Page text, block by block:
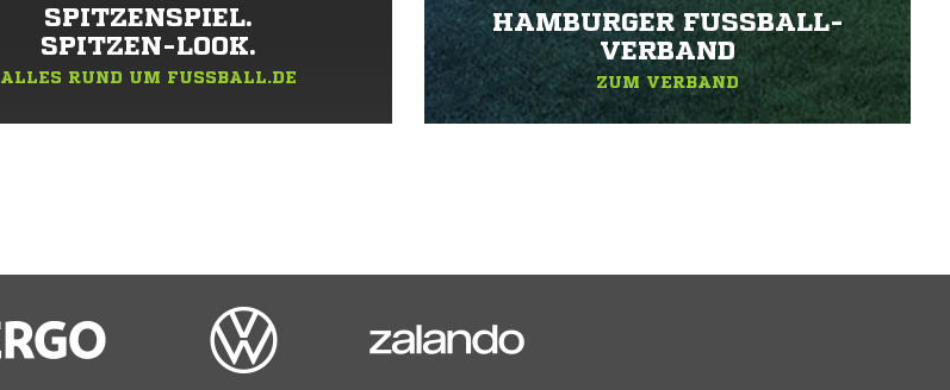
SPITZENSPIEL.
SPITZEN-LOOK.
ALLES RUND UM FUSSBALL.DE
HAMBURGER FUSSBALL-V
ERBAND
ZUM VERBAND